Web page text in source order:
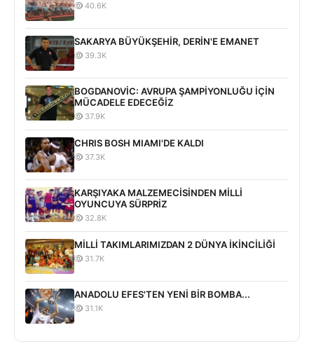
40.6K
SAKARYA BÜYÜKŞEHİR, DERİN'E EMANET
39.3K
BOGDANOVİC: AVRUPA ŞAMPİYONLUĞU İÇİN
MÜCADELE EDECEĞİZ
37.9K
CHRIS BOSH MIAMI'DE KALDI
37.3K
KARŞIYAKA MALZEMECİSİNDEN MİLLİ
OYUNCUYA SÜRPRİZ
32.8K
MİLLİ TAKIMLARIMIZDAN 2 DÜNYA İKİNCİLİĞİ
31.7K
ANADOLU EFES'TEN YENİ BİR BOMBA...
31.1K